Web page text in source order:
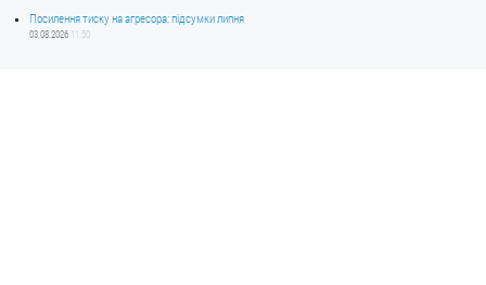
Посилення тиску на агресора: підсумки липня
03.08.2026 11:50